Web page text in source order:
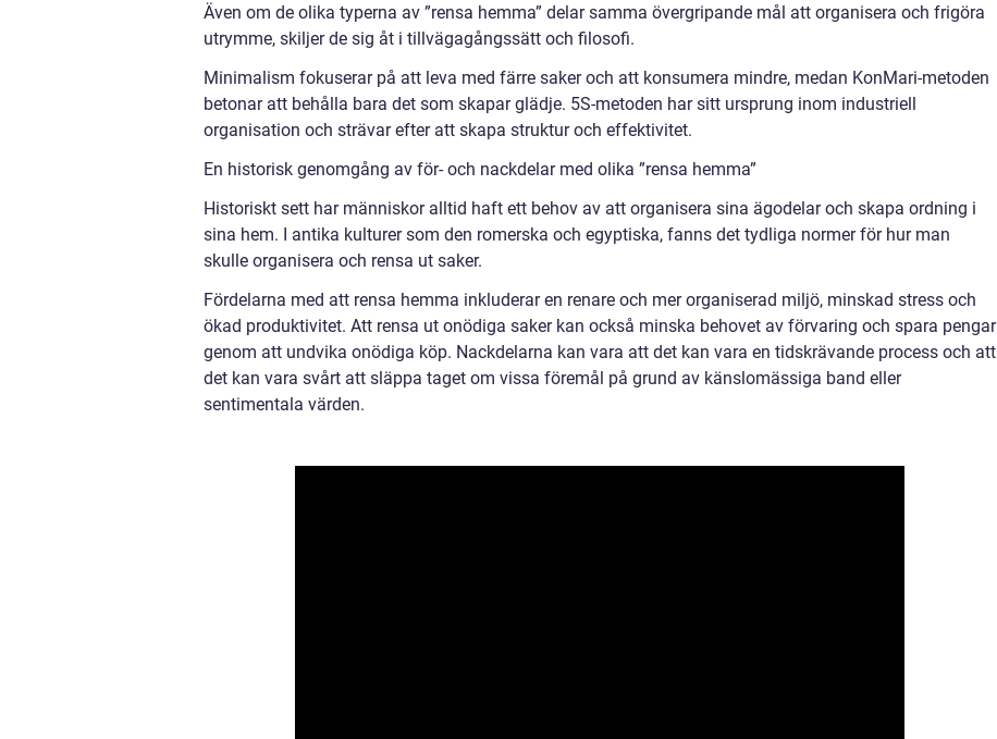
Även om de olika typerna av ”rensa hemma” delar samma övergripande mål att organisera och frigöra
utrymme, skiljer de sig åt i tillvägagångssätt och filosofi.
Minimalism fokuserar på att leva med färre saker och att konsumera mindre, medan KonMari-metoden
betonar att behålla bara det som skapar glädje. 5S-metoden har sitt ursprung inom industriell
organisation och strävar efter att skapa struktur och effektivitet.
En historisk genomgång av för- och nackdelar med olika ”rensa hemma”
Historiskt sett har människor alltid haft ett behov av att organisera sina ägodelar och skapa ordning i
sina hem. I antika kulturer som den romerska och egyptiska, fanns det tydliga normer för hur man
skulle organisera och rensa ut saker.
Fördelarna med att rensa hemma inkluderar en renare och mer organiserad miljö, minskad stress och
ökad produktivitet. Att rensa ut onödiga saker kan också minska behovet av förvaring och spara pengar
genom att undvika onödiga köp. Nackdelarna kan vara att det kan vara en tidskrävande process och att
det kan vara svårt att släppa taget om vissa föremål på grund av känslomässiga band eller
sentimentala värden.